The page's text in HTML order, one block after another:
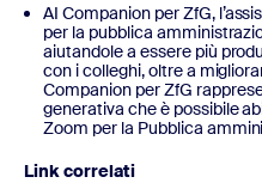
AI Companion per ZfG,
per la pubblica
aiutandole a essere più
con i colleghi, oltre a
Companion per ZfG
generativa che è possibile
Zoom per la Pubblica
Link correlati